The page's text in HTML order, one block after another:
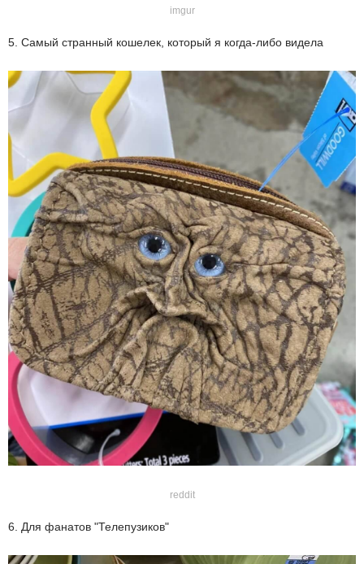
imgur
5. Самый странный кошелек, который я когда-либо видела
reddit
6. Для фанатов "Телепузиков"